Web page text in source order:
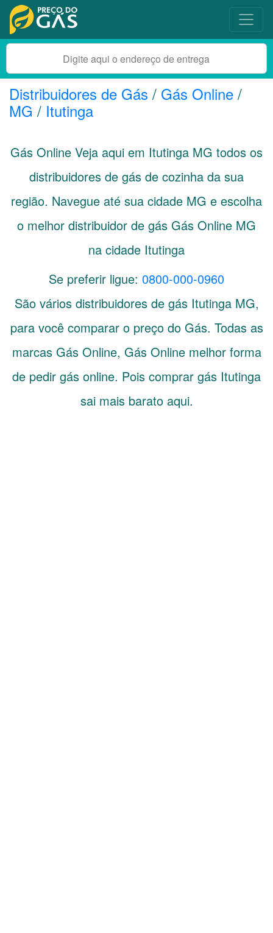
Distribuidores de Gás / Gás Online /
MG / Itutinga
Gás Online Veja aqui em Itutinga MG todos os
distribuidores de gás de cozinha da sua
região. Navegue até sua cidade MG e escolha
o melhor distribuidor de gás Gás Online MG
na cidade Itutinga
Se preferir ligue: 0800-000-0960
São vários distribuidores de gás Itutinga MG,
para você comparar o preço do Gás. Todas as
marcas Gás Online, Gás Online melhor forma
de pedir gás online. Pois comprar gás Itutinga
sai mais barato aqui.